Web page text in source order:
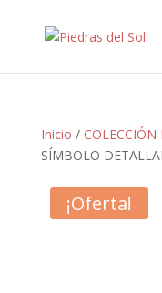
productos
Inicio / COLECCIÓN
SÍMBOLO
¡Oferta!